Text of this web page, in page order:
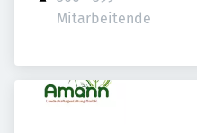
Mitarbeitende